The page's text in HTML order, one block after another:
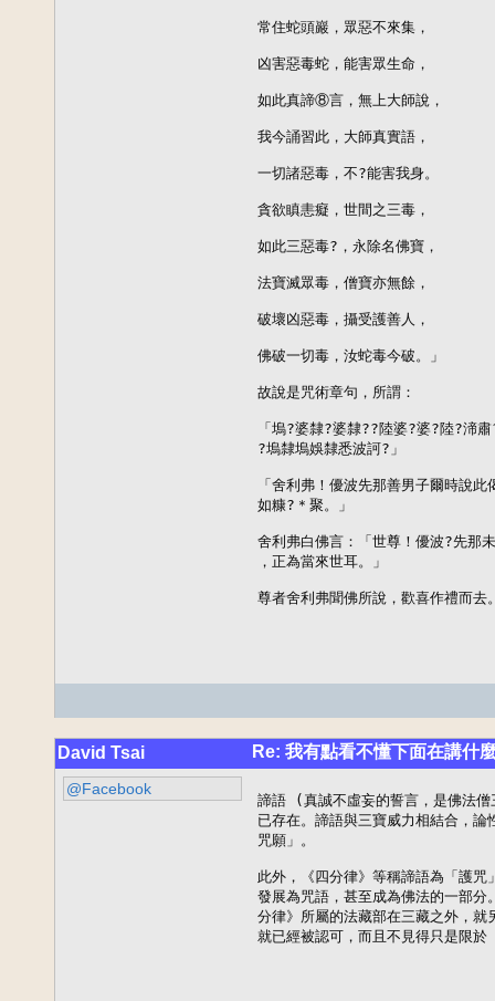
常住蛇頭巖，眾惡不來集，
凶害惡毒蛇，能害眾生命，
如此真諦⑧言，無上大師說，
我今誦習此，大師真實語，
一切諸惡毒，不?能害我身。
貪欲瞋恚癡，世間之三毒，
如此三惡毒?，永除名佛寶，
法寶滅眾毒，僧寶亦無餘，
破壞凶惡毒，攝受護善人，
佛破一切毒，汝蛇毒今破。」
故說是咒術章句，所謂：
「塢?婆隸?婆隸??陸婆?婆?陸?渧
?塢隸塢娛隸悉波訶?」
「舍利弗！優波先那善男子爾時說
如糠?＊聚。」
舍利弗白佛言：「世尊！優波?先那
，正為當來世耳。」
尊者舍利弗聞佛所說，歡喜作禮而去
David Tsai Re: 我有點看不懂下面在講什
@Facebook
諦語 (真誠不虛妄的誓言，是佛法
已存在。諦語與三寶威力相結合，
咒願」。
此外，《四分律》等稱諦語為「護
發展為咒語，甚至成為佛法的一部
分律》所屬的法藏部在三藏之外，
就已經被認可，而且不見得只是限於